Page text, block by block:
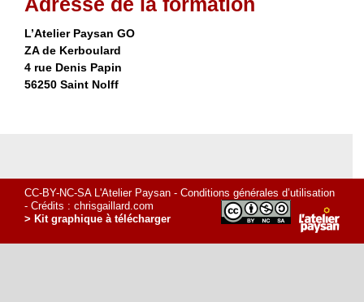
L’Atelier Paysan GO
ZA de Kerboulard
4 rue Denis Papin
56250 Saint Nolff
CC-BY-NC-SA L'Atelier Paysan - Conditions générales d’utilisation
- Crédits : chrisgaillard.com
> Kit graphique à télécharger